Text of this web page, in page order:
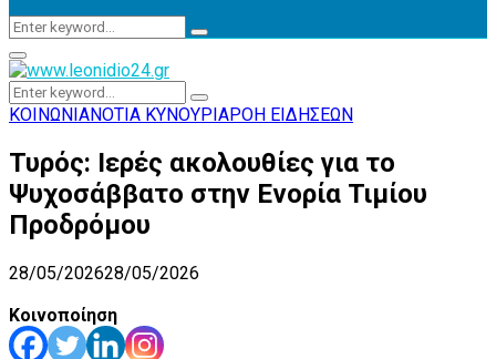
Search
Search
Primary
Menu
Search
for:
Search
ΚΟΙΝΩΝΙΑΝΟΤΙΑ ΚΥΝΟΥΡΙΑΡΟΗ ΕΙΔΗΣΕΩΝ
Τυρός: Ιερές ακολουθίες για το
Ψυχοσάββατο στην Ενορία Τιμίου
Προδρόμου
28/05/202628/05/2026
Κοινοποίηση